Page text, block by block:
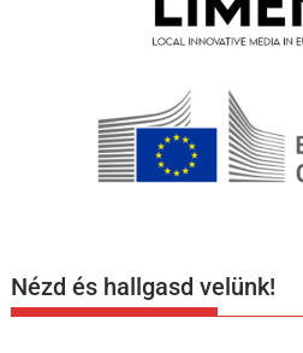
Nézd és hallgasd velünk!